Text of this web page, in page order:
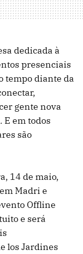
dedicada à
presenciais
tempo diante da
gente nova
E em todos
são
14 de maio,
Madri e
Offline
e será
los Jardines